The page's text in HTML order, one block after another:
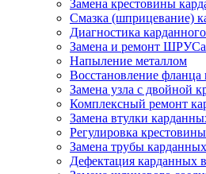
Замена крестовины
Смазка (шприцевание)
Диагностика
Замена и ремонт ШРУСа
Напыление металлом
Восстановление фланца
Замена узла с двойной
Комплексный ремонт
Замена втулки
Регулировка крестовины
Замена трубы
Дефектация карданных